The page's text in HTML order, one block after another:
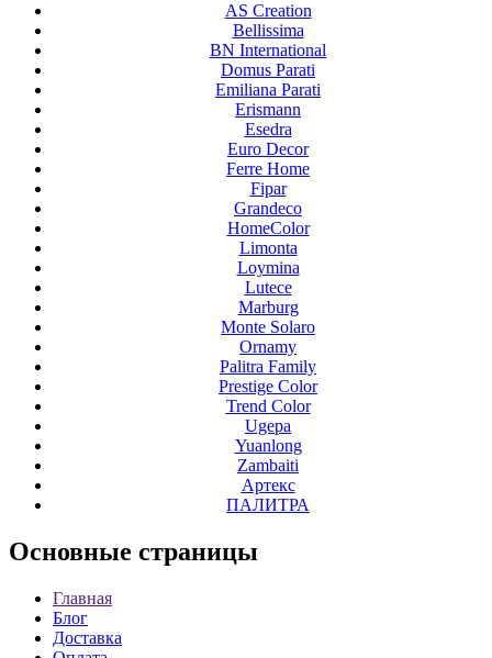
AS Creation
Bellissima
BN International
Domus Parati
Emiliana Parati
Erismann
Esedra
Euro Decor
Ferre Home
Fipar
Grandeco
HomeColor
Limonta
Loymina
Lutece
Marburg
Monte Solaro
Ornamy
Palitra Family
Prestige Color
Trend Color
Ugepa
Yuanlong
Zambaiti
Артекс
ПАЛИТРА
Основные страницы
Главная
Блог
Доставка